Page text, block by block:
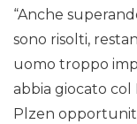
“Anche
sono risolti,
uomo troppo
abbia giocato col
Plzen